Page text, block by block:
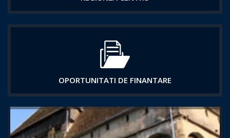
OPORTUNITATI DE FINANTARE